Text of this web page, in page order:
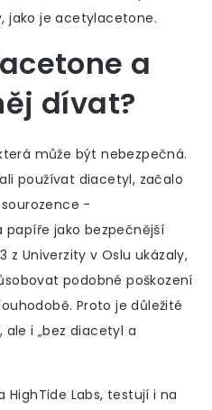
jako je acetylacetone.
a
dívat?
může být nebezpečná.
používat diacetyl, začalo
-
papíře jako bezpečnější
z Univerzity v Oslu ukázaly,
podobné poškození
Proto je důležité
ale i „bez diacetyl a
HighTide Labs, testují i na